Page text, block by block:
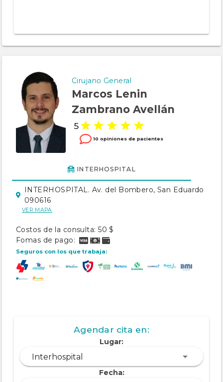
Cirujano General
Marcos Lenin
Zambrano Avellán
5
10 opiniones de pacientes
INTERHOSPITAL
INTERHOSPITAL. Av. del Bombero, San Eduardo
090616
VER MAPA
Costos de la consulta: 50 $
Fomas de pago:
Seguros con los que trabaja:
Agendar cita en:
Lugar:
Interhospital
Fecha: